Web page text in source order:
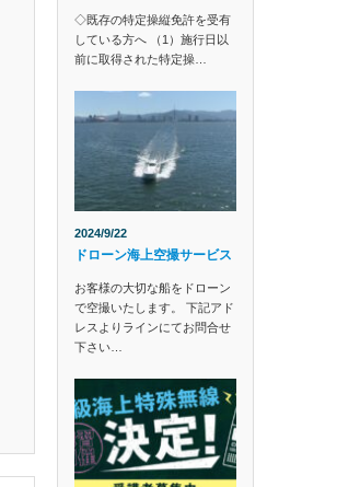
◇既存の特定操縦免許を受有
している方へ （1）施行日以
前に取得された特定操…
2024/9/22
ドローン海上空撮サービス
お客様の大切な船をドローン
で空撮いたします。 下記アド
レスよりラインにてお問合せ
下さい…